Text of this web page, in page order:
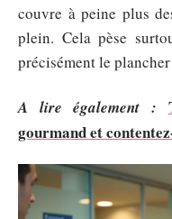
couvre à peine plus
plein. Cela pèse
précisément le
A lire également :
gourmand et